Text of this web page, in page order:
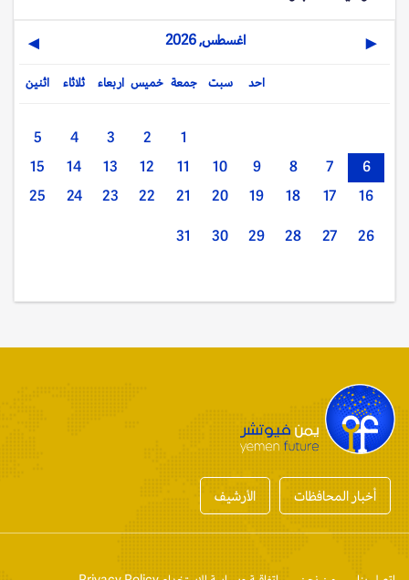
◀ اغسطس, 2026 ▶
اثنين ثلاثاء اربعاء خميس جمعة سبت احد
1
2
3
4
5
6
7
8
9
10
11
12
13
14
15
16
17
18
19
20
21
22
23
24
25
26
27
28
29
30
31
أخبار المحافظات الأرشيف